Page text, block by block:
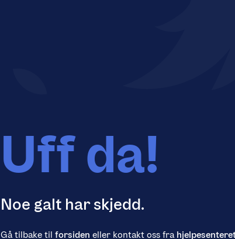
Uff da!
Noe galt har skjedd.
Gå tilbake til forsiden eller kontakt oss fra